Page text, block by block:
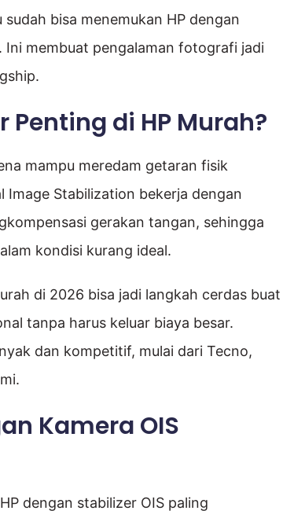
bisa menemukan HP dengan
Ini membuat pengalaman fotografi jadi
Penting di HP Murah?
mampu meredam getaran fisik
Image Stabilization bekerja dengan
gerakan tangan, sehingga
kondisi kurang ideal.
di 2026 bisa jadi langkah cerdas buat
tanpa harus keluar biaya besar.
dan kompetitif, mulai dari Tecno,
Kamera OIS
dengan stabilizer OIS paling